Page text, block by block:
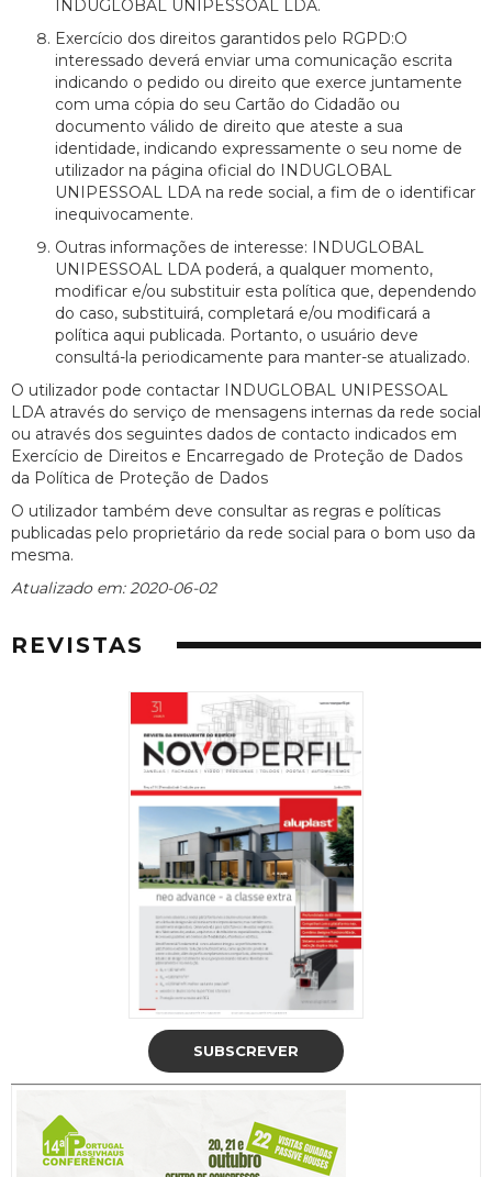
INDUGLOBAL UNIPESSOAL LDA.
Exercício dos direitos garantidos pelo RGPD:O
interessado deverá enviar uma comunicação escrita
indicando o pedido ou direito que exerce juntamente
com uma cópia do seu Cartão do Cidadão ou
documento válido de direito que ateste a sua
identidade, indicando expressamente o seu nome de
utilizador na página oficial do INDUGLOBAL
UNIPESSOAL LDA na rede social, a fim de o identificar
inequivocamente.
Outras informações de interesse: INDUGLOBAL
UNIPESSOAL LDA poderá, a qualquer momento,
modificar e/ou substituir esta política que, dependendo
do caso, substituirá, completará e/ou modificará a
política aqui publicada. Portanto, o usuário deve
consultá-la periodicamente para manter-se atualizado.
O utilizador pode contactar INDUGLOBAL UNIPESSOAL
LDA através do serviço de mensagens internas da rede social
ou através dos seguintes dados de contacto indicados em
Exercício de Direitos e Encarregado de Proteção de Dados
da Política de Proteção de Dados
O utilizador também deve consultar as regras e políticas
publicadas pelo proprietário da rede social para o bom uso da
mesma.
Atualizado em: 2020-06-02
REVISTAS
SUBSCREVER